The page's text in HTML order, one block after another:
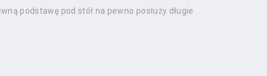
podstawę pod stół na pewno posłuży długie